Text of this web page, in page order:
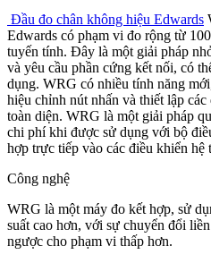
Đầu đo chân không hiệu Edwards
Edwards có phạm vi đo rộng từ
tuyến tính. Đây là một giải pháp
và yêu cầu phần cứng kết nối, có
dụng. WRG có nhiều tính năng
hiệu chỉnh nút nhấn và thiết lập
toàn diện. WRG là một giải pháp
chi phí khi được sử dụng với bộ
hợp trực tiếp vào các điều khiển hệ
Công nghệ
WRG là một máy đo kết hợp, sử
suất cao hơn, với sự chuyển đổi
ngược cho phạm vi thấp hơn.